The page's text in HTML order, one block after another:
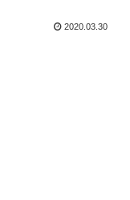
2020.03.30